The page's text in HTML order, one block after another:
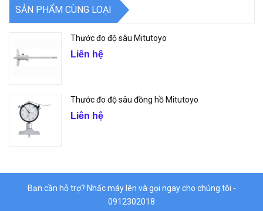
SẢN PHẨM CÙNG LOẠI
Thước đo độ sâu Mitutoyo
Liên hệ
Thước đo độ sâu đồng hồ Mitutoyo
Liên hệ
Bạn cần hỗ trợ? Nhấc máy lên và gọi ngay cho chúng tôi -
0912302018